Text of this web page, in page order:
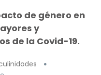
de género en
y
de la Covid-19.